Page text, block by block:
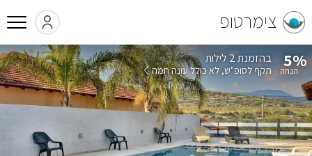
צימרטופ
5% בהזמנת 2 לילות
תקף לסופ"ש לא כולל עונה חמה